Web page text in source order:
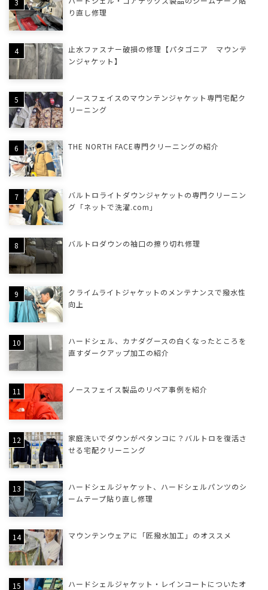
り直し修理
止水ファスナー破損の修理【パタゴニア マウンテ
ンジャケット】
ノースフェイスのマウンテンジャケット専門宅配ク
リーニング
THE NORTH FACE専門クリーニングの紹介
バルトロライトダウンジャケットの専門クリーニン
グ「ネットで洗濯.com」
バルトロダウンの袖口の擦り切れ修理
クライムライトジャケットのメンテナンスで撥水性
向上
ハードシェル、カナダグースの白くなったところを
直すダークアップ加工の紹介
ノースフェイス製品のリペア事例を紹介
家庭洗いでダウンがペタンコに？バルトロを復活さ
せる宅配クリーニング
ハードシェルジャケット、ハードシェルパンツのシ
ームテープ貼り直し修理
マウンテンウェアに「匠撥水加工」のオススメ
ハードシェルジャケット・レインコートについたオ